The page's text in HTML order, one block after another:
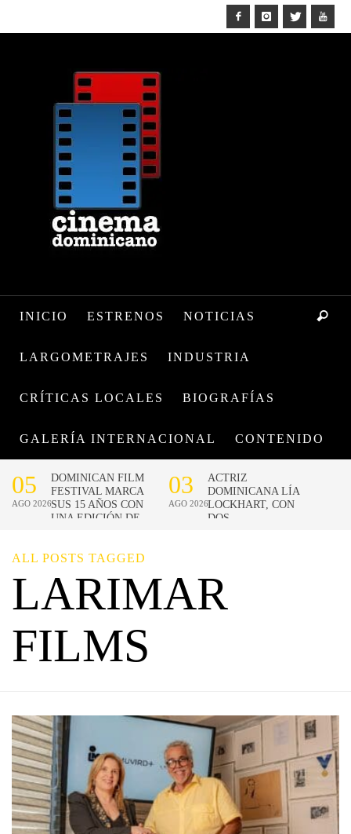
INICIO ESTRENOS NOTICIAS
LARGOMETRAJES INDUSTRIA
CRÍTICAS LOCALES BIOGRAFÍAS
GALERÍA INTERNACIONAL CONTENIDO
ALL POSTS TAGGED
LARIMAR
FILMS